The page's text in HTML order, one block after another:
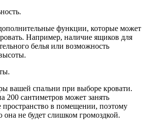
функции, которые может
Например, наличие ящиков для
белья или возможность
вашей спальни при выборе кровати.
200 сантиметров может занять
пространство в помещении, поэтому
она не будет слишком громоздкой.